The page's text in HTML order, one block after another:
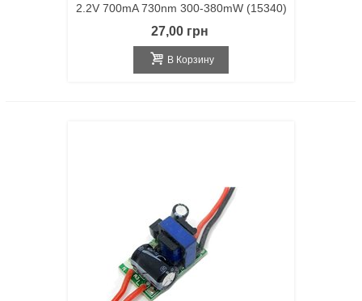
2.2V 700mA 730nm 300-380mW (15340)
27,00 грн
В Корзину